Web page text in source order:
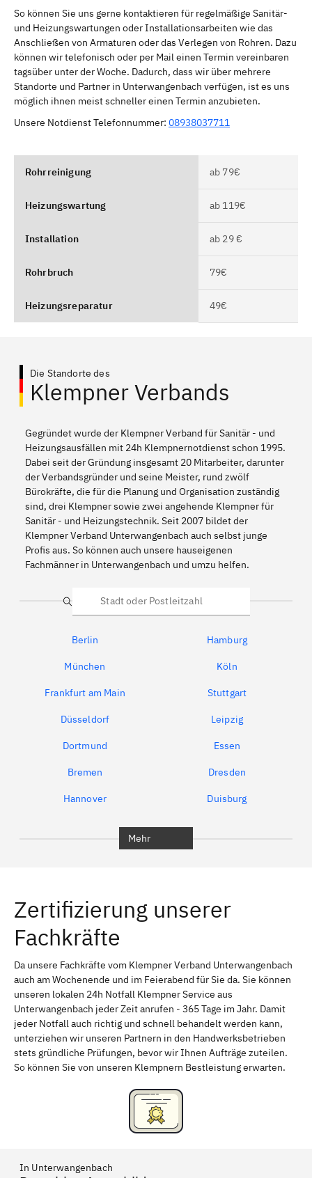
So können Sie uns gerne kontaktieren für regelmäßige Sanitär-
und Heizungswartungen oder Installationsarbeiten wie das
Anschließen von Armaturen oder das Verlegen von Rohren. Dazu
können wir telefonisch oder per Mail einen Termin vereinbaren
tagsüber unter der Woche. Dadurch, dass wir über mehrere
Standorte und Partner in Unterwangenbach verfügen, ist es uns
möglich ihnen meist schneller einen Termin anzubieten.
Unsere Notdienst Telefonnummer: 08938037711
Rohrreinigung ab 79€
Heizungswartung ab 119€
Installation ab 29 €
Rohrbruch 79€
Heizungsreparatur 49€
Die Standorte des
Klempner Verbands
Gegründet wurde der Klempner Verband für Sanitär - und
Heizungsausfällen mit 24h Klempnernotdienst schon 1995.
Dabei seit der Gründung insgesamt 20 Mitarbeiter, darunter
der Verbandsgründer und seine Meister, rund zwölf
Bürokräfte, die für die Planung und Organisation zuständig
sind, drei Klempner sowie zwei angehende Klempner für
Sanitär - und Heizungstechnik. Seit 2007 bildet der
Klempner Verband Unterwangenbach auch selbst junge
Profis aus. So können auch unsere hauseigenen
Fachmänner in Unterwangenbach und umzu helfen.
Suche
Berlin Hamburg
München Köln
Frankfurt am Main Stuttgart
Düsseldorf Leipzig
Dortmund Essen
Bremen Dresden
Hannover Duisburg
Erlangen Bamberg
Bayreuth
Schweinfurt Passau
Freising Rudelsdorf, Mittelfranken
Mehr
Zertifizierung unserer
Fachkräfte
Da unsere Fachkräfte vom Klempner Verband Unterwangenbach
auch am Wochenende und im Feierabend für Sie da. Sie können
unseren lokalen 24h Notfall Klempner Service aus
Unterwangenbach jeder Zeit anrufen - 365 Tage im Jahr. Damit
jeder Notfall auch richtig und schnell behandelt werden kann,
unterziehen wir unseren Partnern in den Handwerksbetrieben
stets gründliche Prüfungen, bevor wir Ihnen Aufträge zuteilen.
So können Sie von unseren Klempnern Bestleistung erwarten.
In Unterwangenbach